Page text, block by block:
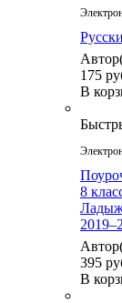
175
В
8
395
В